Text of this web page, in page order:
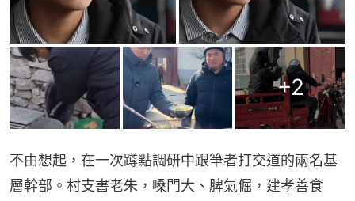
+2
不由想起，在一次蹲點調研中跟筆者打交道的兩名基
層幹部。村支書老朱，嗓門大、脾氣倔，建孝善食